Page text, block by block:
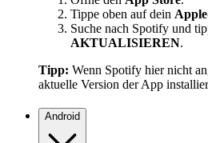
Tippe oben auf dein
Suche nach Spotify und
AKTUALISIEREN.
Tipp: Wenn Spotify hier nicht
aktuelle Version der App
Android